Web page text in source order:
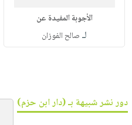
الأجوبة المفيدة عن
لـ صالح الفوزان
دور نشر شبيهة بـ (دار ابن حزم)